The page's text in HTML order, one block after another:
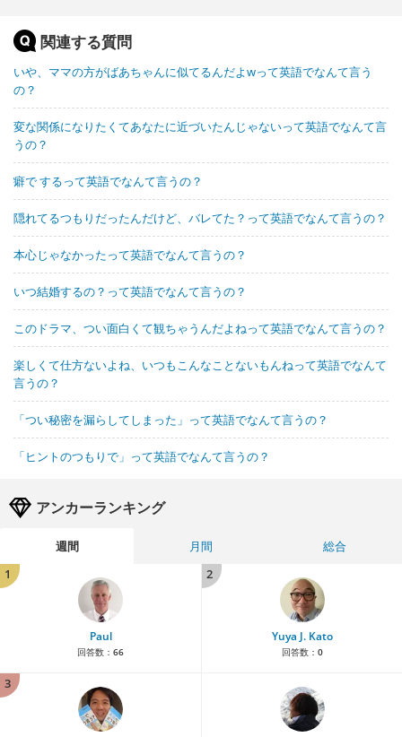
関連する質問
いや、ママの方がばあちゃんに似てるんだよwって英語でなんて言う
の？
変な関係になりたくてあなたに近づいたんじゃないって英語でなんて言
うの？
癖で するって英語でなんて言うの？
隠れてるつもりだったんだけど、バレてた？って英語でなんて言うの？
本心じゃなかったって英語でなんて言うの？
いつ結婚するの？って英語でなんて言うの？
このドラマ、つい面白くて観ちゃうんだよねって英語でなんて言うの？
楽しくて仕方ないよね、いつもこんなことないもんねって英語でなんて
言うの？
「つい秘密を漏らしてしまった」って英語でなんて言うの？
「ヒントのつもりで」って英語でなんて言うの？
アンカーランキング
週間 月間
総合
1
Paul
回答数： 66
2
Yuya J. Kato
回答数： 0
3